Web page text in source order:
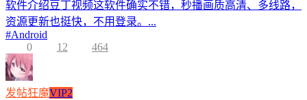
软件介绍豆丁视频这软件确实不错，秒播画质高清、多线路，
资源更新也挺快，不用登录。...
#Android
0
12 464
发帖狂魔VIP2